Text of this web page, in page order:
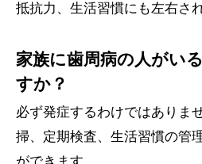
抵抗力、生活習慣にも左右さ
家族に歯周病の人がい
すか？
必ず発症するわけではありま
掃、定期検査、生活習慣の管
ができます。